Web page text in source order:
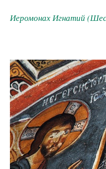
Иеромонах Игнатий